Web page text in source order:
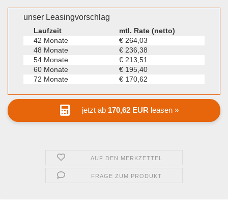
unser Leasingvorschlag
Laufzeit
mtl. Rate (netto)
42 Monate
€ 264,03
48 Monate
€ 236,38
54 Monate
€ 213,51
60 Monate
€ 195,40
72 Monate
€ 170,62
jetzt ab 170,62 EUR leasen »
AUF DEN MERKZETTEL
FRAGE ZUM PRODUKT